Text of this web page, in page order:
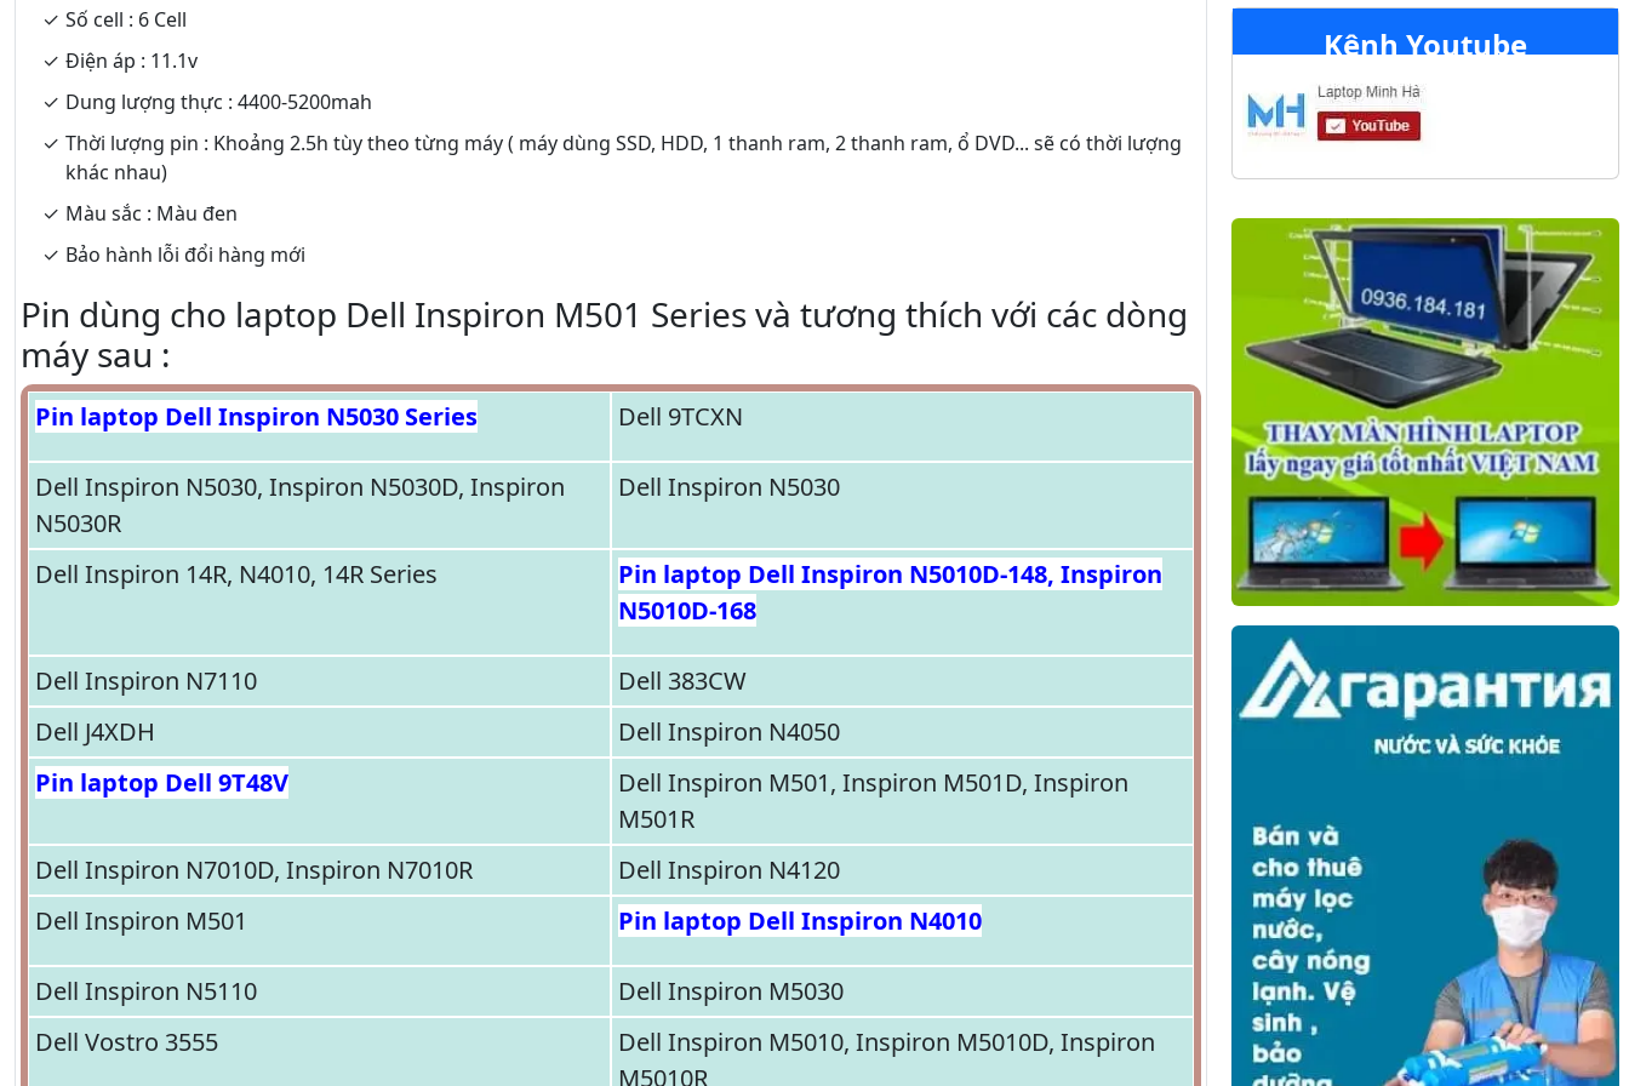
Số cell : 6 Cell
Điện áp : 11.1v
Dung lượng thực : 4400-5200mah
Thời lượng pin : Khoảng 2.5h tùy theo từng máy ( máy dùng SSD, HDD, 1 thanh ram, 2 thanh ram, ổ DVD... sẽ có thời lượng
khác nhau)
Màu sắc : Màu đen
Bảo hành lỗi đổi hàng mới
Pin dùng cho laptop Dell Inspiron M501 Series và tương thích với các dòng
máy sau :
Pin laptop Dell Inspiron N5030 Series Dell 9TCXN
Dell Inspiron N5030, Inspiron N5030D, Inspiron
N5030R
Dell Inspiron N5030
Dell Inspiron 14R, N4010, 14R Series
Pin laptop Dell Inspiron N5010D-148, Inspiron
N5010D-168
Dell Inspiron N7110
Dell 383CW
Dell J4XDH
Dell Inspiron N4050
Pin laptop Dell 9T48V
Dell Inspiron M501, Inspiron M501D, Inspiron
M501R
Dell Inspiron N7010D, Inspiron N7010R
Dell Inspiron N4120
Dell Inspiron M501
Pin laptop Dell Inspiron N4010
Dell Inspiron N5110
Dell Inspiron M5030
Dell Vostro 3555
Dell Inspiron M5010, Inspiron M5010D, Inspiron
M5010R
Kênh Youtube